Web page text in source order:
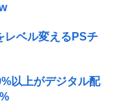
レベル変えるPSチ
以上がデジタル配